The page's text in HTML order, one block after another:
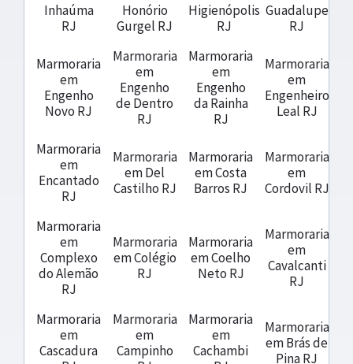
Inhaúma
RJ
Honório
Gurgel RJ
Higienópolis
RJ
Guadalupe
RJ
Marmoraria
em
Engenho
Novo RJ
Marmoraria
em
Engenho
de Dentro
RJ
Marmoraria
em
Engenho
da Rainha
RJ
Marmoraria
em
Engenheiro
Leal RJ
Marmoraria
em
Encantado
RJ
Marmoraria
em Del
Castilho RJ
Marmoraria
em Costa
Barros RJ
Marmoraria
em
Cordovil RJ
Marmoraria
em
Complexo
do Alemão
RJ
Marmoraria
em Colégio
RJ
Marmoraria
em Coelho
Neto RJ
Marmoraria
em
Cavalcanti
RJ
Marmoraria
em
Cascadura
Marmoraria
em
Campinho
Marmoraria
em
Cachambi
Marmoraria
em Brás de
Pina RJ